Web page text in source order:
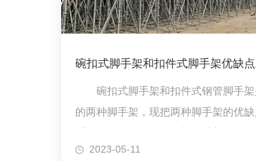
碗扣式脚手架和扣件式脚手架优缺
碗扣式脚手架和扣件式钢管脚手
的两种脚手架，现把两种脚手架的优
管为主的受力杆件.经加工后搭设而成
2023-05-11